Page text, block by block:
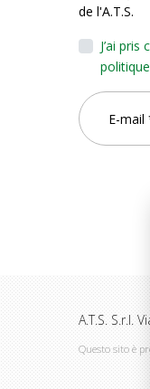
de l'A.T.S.
J’ai
A.T.S. S.r.l.
Questo sito è